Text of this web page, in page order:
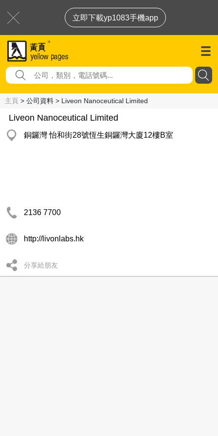
立即下載yp1083手機app
主頁 > 公司資料 > Liveon Nanoceutical Limited
Liveon Nanoceutical Limited
銅鑼灣 怡和街28號恆生銅鑼灣大廈12樓B室
2136 7700
http://livonlabs.hk
分享給朋友